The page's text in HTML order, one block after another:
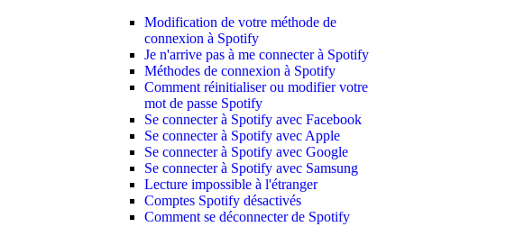
Modification de votre méthode de
connexion à Spotify
Je n'arrive pas à me connecter à Spotify
Méthodes de connexion à Spotify
Comment réinitialiser ou modifier votre
mot de passe Spotify
Se connecter à Spotify avec Facebook
Se connecter à Spotify avec Apple
Se connecter à Spotify avec Google
Se connecter à Spotify avec Samsung
Lecture impossible à l'étranger
Comptes Spotify désactivés
Comment se déconnecter de Spotify